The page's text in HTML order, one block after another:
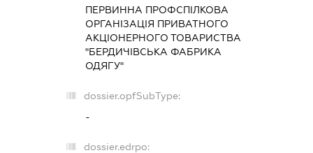
ПЕРВИННА ПРОФСПІЛКОВА
ОРГАНІЗАЦІЯ ПРИВАТНОГО
АКЦІОНЕРНОГО ТОВАРИСТВА
"БЕРДИЧІВСЬКА ФАБРИКА
ОДЯГУ"
dossier.opfSubType:
-
dossier.edrpo: